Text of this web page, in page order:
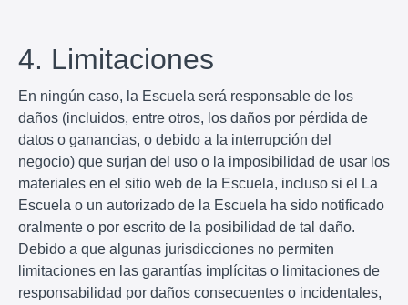
4. Limitaciones
En ningún caso, la Escuela será responsable de los
daños (incluidos, entre otros, los daños por pérdida de
datos o ganancias, o debido a la interrupción del
negocio) que surjan del uso o la imposibilidad de usar los
materiales en el sitio web de la Escuela, incluso si el La
Escuela o un autorizado de la Escuela ha sido notificado
oralmente o por escrito de la posibilidad de tal daño.
Debido a que algunas jurisdicciones no permiten
limitaciones en las garantías implícitas o limitaciones de
responsabilidad por daños consecuentes o incidentales,